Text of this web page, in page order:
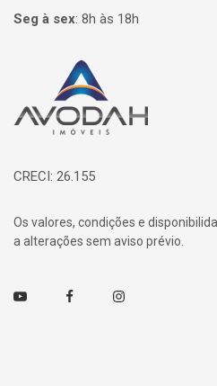
Seg à sex: 8h às 18h
Página inicial
CRECI: 26.155
Os valores, condições e
a alterações sem aviso prévio.
Youtube FacebookInstagram